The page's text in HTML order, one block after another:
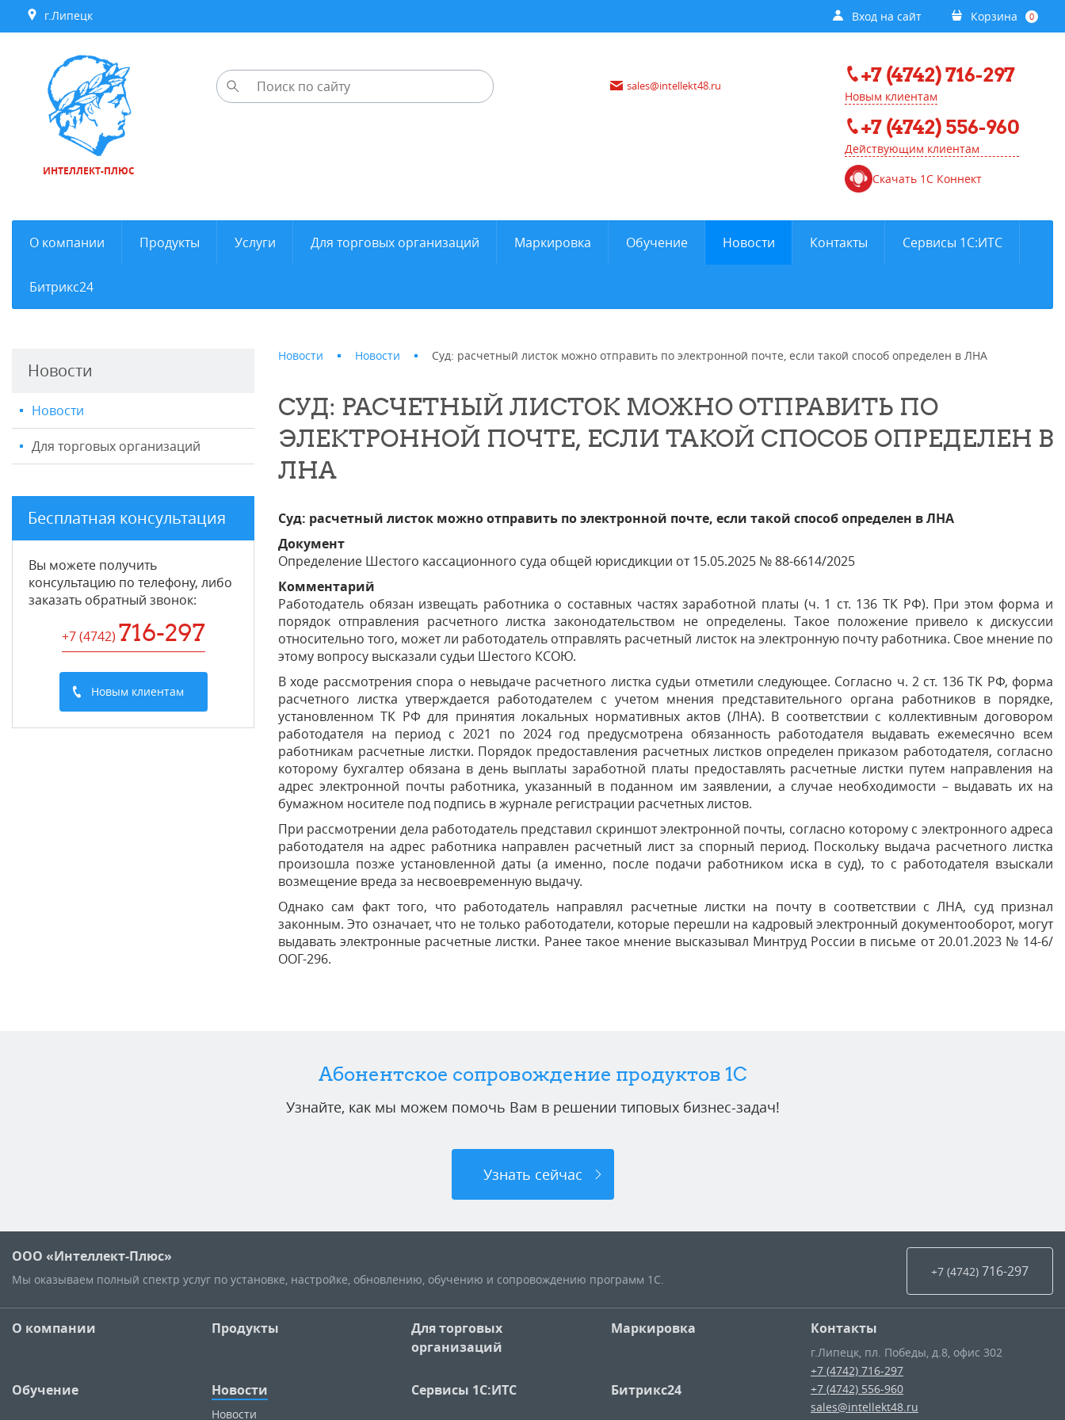
г.Липецк Вход на сайт Корзина 0
ИНТЕЛЛЕКТ-ПЛЮС
sales@intellekt48.ru +7 (4742) 716-297
Новым клиентам
+7 (4742) 556-960
Действующим клиентам
Скачать 1С Коннект
О компании Продукты Услуги Для торговых организаций Маркировка Обучение Новости Контакты Сервисы 1С:ИТС
Битрикс24
Новости
Новости
Для торговых организаций
Бесплатная консультация
Вы можете получить
консультацию по телефону, либо
заказать обратный звонок:
+7 (4742) 716-297
Новым клиентам
Новости Новости Суд: расчетный листок можно отправить по электронной почте, если такой способ определен в ЛНА
СУД: РАСЧЕТНЫЙ ЛИСТОК МОЖНО ОТПРАВИТЬ ПО
ЭЛЕКТРОННОЙ ПОЧТЕ, ЕСЛИ ТАКОЙ СПОСОБ ОПРЕДЕЛЕН В
ЛНА
Суд: расчетный листок можно отправить по электронной почте, если такой способ определен в ЛНА
Документ
Определение Шестого кассационного суда общей юрисдикции от 15.05.2025 № 88-6614/2025
Комментарий
Работодатель обязан извещать работника о составных частях заработной платы (ч. 1 ст. 136 ТК РФ). При этом форма и
порядок отправления расчетного листка законодательством не определены. Такое положение привело к дискуссии
относительно того, может ли работодатель отправлять расчетный листок на электронную почту работника. Свое мнение по
этому вопросу высказали судьи Шестого КСОЮ.
В ходе рассмотрения спора о невыдаче расчетного листка судьи отметили следующее. Согласно ч. 2 ст. 136 ТК РФ, форма
расчетного листка утверждается работодателем с учетом мнения представительного органа работников в порядке,
установленном ТК РФ для принятия локальных нормативных актов (ЛНА). В соответствии с коллективным договором
работодателя на период с 2021 по 2024 год предусмотрена обязанность работодателя выдавать ежемесячно всем
работникам расчетные листки. Порядок предоставления расчетных листков определен приказом работодателя, согласно
которому бухгалтер обязана в день выплаты заработной платы предоставлять расчетные листки путем направления на
адрес электронной почты работника, указанный в поданном им заявлении, а случае необходимости – выдавать их на
бумажном носителе под подпись в журнале регистрации расчетных листов.
При рассмотрении дела работодатель представил скриншот электронной почты, согласно которому с электронного адреса
работодателя на адрес работника направлен расчетный лист за спорный период. Поскольку выдача расчетного листка
произошла позже установленной даты (а именно, после подачи работником иска в суд), то с работодателя взыскали
возмещение вреда за несвоевременную выдачу.
Однако сам факт того, что работодатель направлял расчетные листки на почту в соответствии с ЛНА, суд признал
законным. Это означает, что не только работодатели, которые перешли на кадровый электронный документооборот, могут
выдавать электронные расчетные листки. Ранее такое мнение высказывал Минтруд России в письме от 20.01.2023 № 14-6/
ООГ-296.
Абонентское сопровождение продуктов 1C
Узнайте, как мы можем помочь Вам в решении типовых бизнес-задач!
Узнать сейчас
ООО «Интеллект-Плюс»
Мы оказываем полный спектр услуг по установке, настройке, обновлению, обучению и сопровождению программ 1С.
+7 (4742) 716-297
О компании Продукты
Для торговых
организаций
Маркировка
Обучение Новости
Новости
Сервисы 1С:ИТС Битрикс24
Контакты
г.Липецк, пл. Победы, д.8, офис 302
+7 (4742) 716-297
+7 (4742) 556-960
sales@intellekt48.ru